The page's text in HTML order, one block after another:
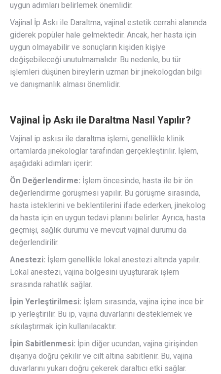
uygun adımları belirlemek önemlidir.
Vajinal İp Askı ile Daraltma, vajinal estetik cerrahi alanında
giderek popüler hale gelmektedir. Ancak, her hasta için
uygun olmayabilir ve sonuçların kişiden kişiye
değişebileceği unutulmamalıdır. Bu nedenle, bu tür
işlemleri düşünen bireylerin uzman bir jinekologdan bilgi
ve danışmanlık alması önemlidir.
Vajinal İp Askı ile Daraltma Nasıl Yapılır?
Vajinal ip askısı ile daraltma işlemi, genellikle klinik
ortamlarda jinekologlar tarafından gerçekleştirilir. İşlem,
aşağıdaki adımları içerir:
Ön Değerlendirme: İşlem öncesinde, hasta ile bir ön
değerlendirme görüşmesi yapılır. Bu görüşme sırasında,
hasta isteklerini ve beklentilerini ifade ederken, jinekolog
da hasta için en uygun tedavi planını belirler. Ayrıca, hasta
geçmişi, sağlık durumu ve mevcut vajinal durumu da
değerlendirilir.
Anestezi: İşlem genellikle lokal anestezi altında yapılır.
Lokal anestezi, vajina bölgesini uyuşturarak işlem
sırasında rahatlık sağlar.
İpin Yerleştirilmesi: İşlem sırasında, vajina içine ince bir
ip yerleştirilir. Bu ip, vajina duvarlarını desteklemek ve
sıkılaştırmak için kullanılacaktır.
İpin Sabitlenmesi: İpin diğer ucundan, vajina girişinden
dışarıya doğru çekilir ve cilt altına sabitlenir. Bu, vajina
duvarlarını yukarı doğru çekerek daraltıcı etki sağlar.